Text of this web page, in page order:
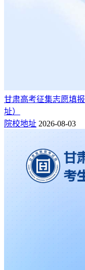
甘肃高考征集志愿填
址）
院校地址 2026-08-03